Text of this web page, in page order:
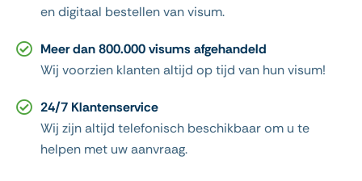
en digitaal bestellen van visum.
Meer dan 800.000 visums afgehandeld
Wij voorzien klanten altijd op tijd van hun visum!
24/7 Klantenservice
Wij zijn altijd telefonisch beschikbaar om u te
helpen met uw aanvraag.